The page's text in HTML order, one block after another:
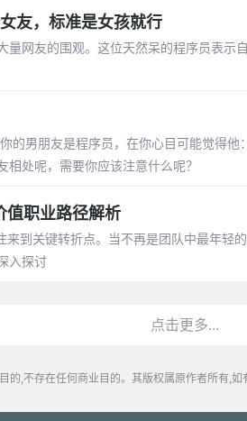
友，标准是女孩就行
量网友的围观。这位天然呆的程序员表示
的男朋友是程序员，在你心目可能觉得他
处呢，需要你应该注意什么呢？
值职业路径解析
到关键转折点。当不再是团队中最年轻
入探讨
点击更多...
的,不存在任何商业目的。其版权属原作者所有,